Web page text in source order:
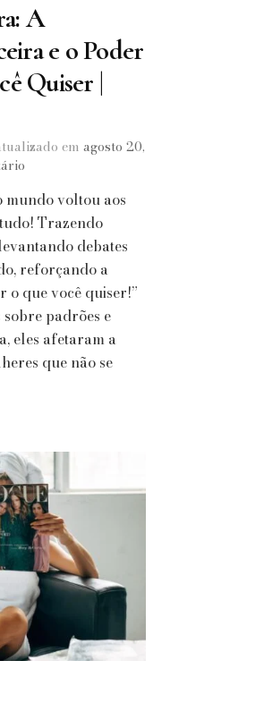
A
e o Poder
Quiser |
em agosto 20,
em
Investidora:
A
Liberdade
Financeira
e
o
Poder
de
Quem
Sodré
mundo voltou aos
Trazendo
debates
reforçando a
o que você quiser!”
sobre padrões e
eles afetaram a
que não se